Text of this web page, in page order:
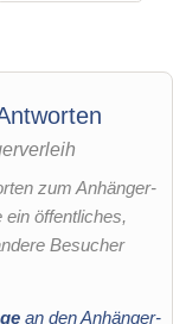
zum Anhänger-
ein öffentliches,
Besucher
an den Anhänger-